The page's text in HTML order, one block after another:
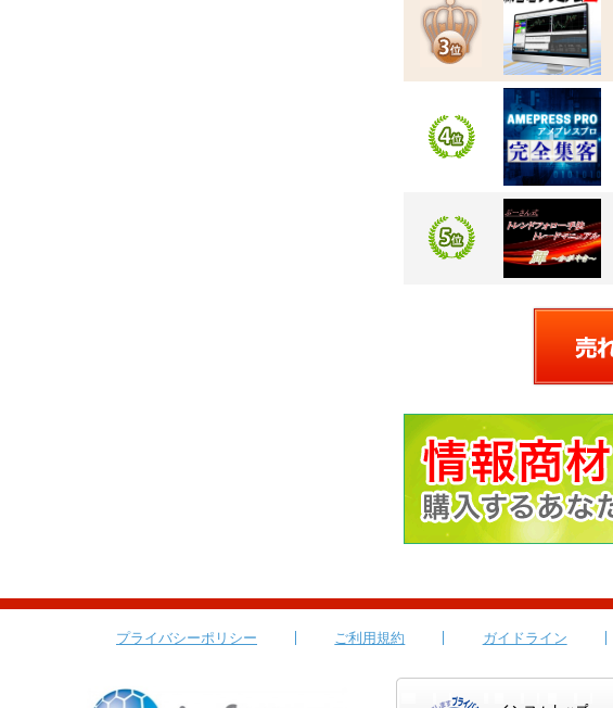
プライバシーポリシー ご利用規約 ガイドライン